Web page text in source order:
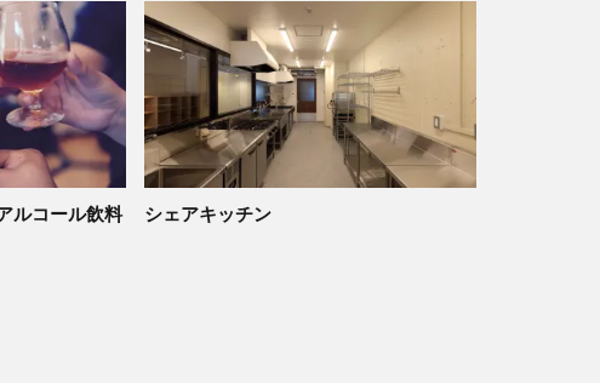
ルコール飲料
シェアキッチン